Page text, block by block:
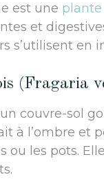
est une
et
s’utilisent
(Fragaria
couvre-sol
à l’ombre et
ou les pots.